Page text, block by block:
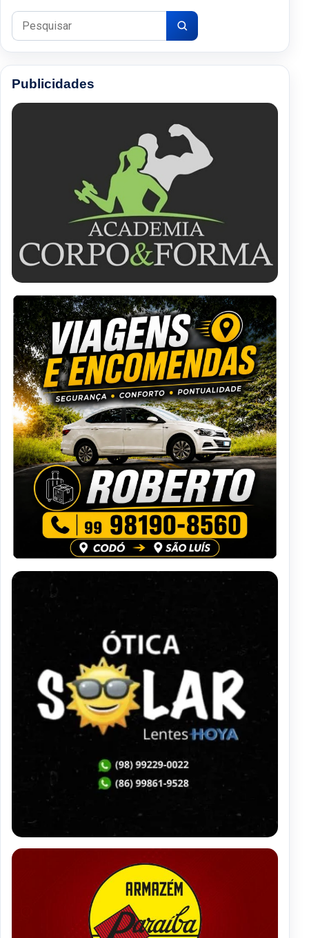
Pesquisar por:
Publicidades